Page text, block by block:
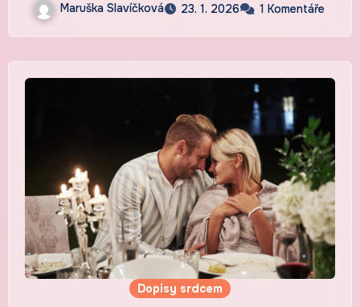
Maruška Slavíčková 23. 1. 2026 1 Komentáře
Dopisy srdcem